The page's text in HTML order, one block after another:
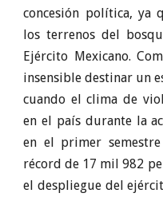
concesión política, ya
los terrenos del
Ejército Mexicano.
insensible destinar un
cuando el clima de
en el país durante la
en el primer
récord de 17 mil 982
el despliegue del